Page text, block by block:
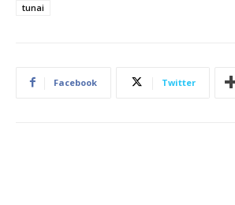
tunai
Facebook Twitter